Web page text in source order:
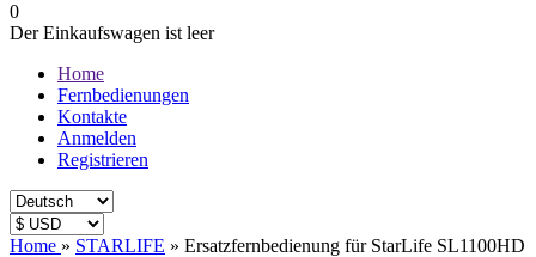
0
Der Einkaufswagen ist leer
Home
Fernbedienungen
Kontakte
Anmelden
Registrieren
Home » STARLIFE » Ersatzfernbedienung für StarLife SL1100HD